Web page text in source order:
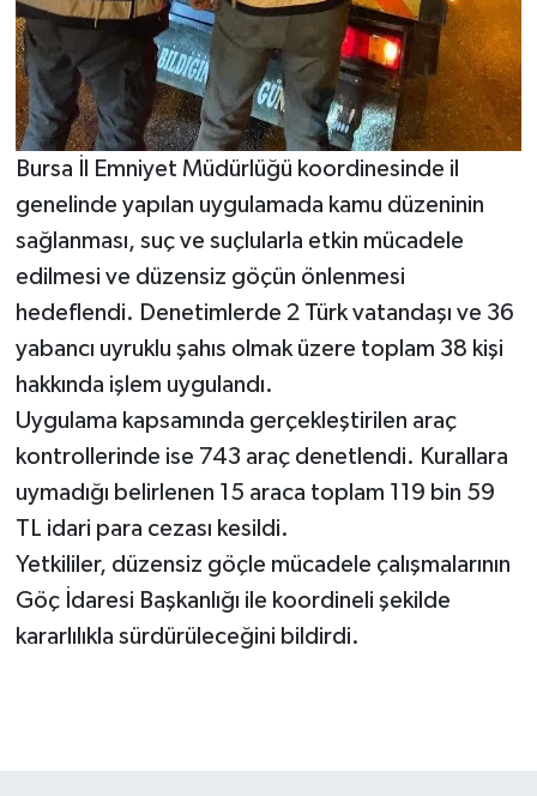
Bursa İl Emniyet Müdürlüğü koordinesinde il
genelinde yapılan uygulamada kamu düzeninin
sağlanması, suç ve suçlularla etkin mücadele
edilmesi ve düzensiz göçün önlenmesi
hedeflendi. Denetimlerde 2 Türk vatandaşı ve 36
yabancı uyruklu şahıs olmak üzere toplam 38 kişi
hakkında işlem uygulandı.
Uygulama kapsamında gerçekleştirilen araç
kontrollerinde ise 743 araç denetlendi. Kurallara
uymadığı belirlenen 15 araca toplam 119 bin 59
TL idari para cezası kesildi.
Yetkililer, düzensiz göçle mücadele çalışmalarının
Göç İdaresi Başkanlığı ile koordineli şekilde
kararlılıkla sürdürüleceğini bildirdi.